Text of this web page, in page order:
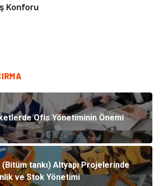
Konforu
Ofis Yönetiminin Önemi
tankı) Altyapı Projelerinde
ve Stok Yönetimi